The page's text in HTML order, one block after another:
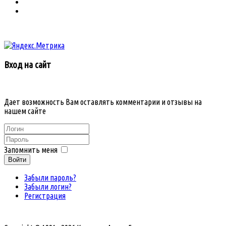
Вход на сайт
Дает возможность Вам оставлять комментарии и отзывы на
нашем сайте
Запомнить меня
Войти
Забыли пароль?
Забыли логин?
Регистрация